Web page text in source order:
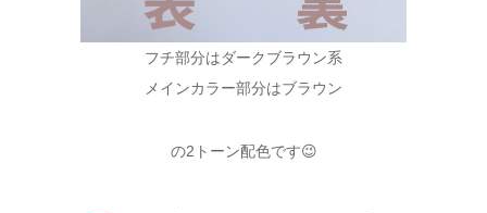
フチ部分はダークブラウン系
メインカラー部分はブラウン
の2トーン配色です😉